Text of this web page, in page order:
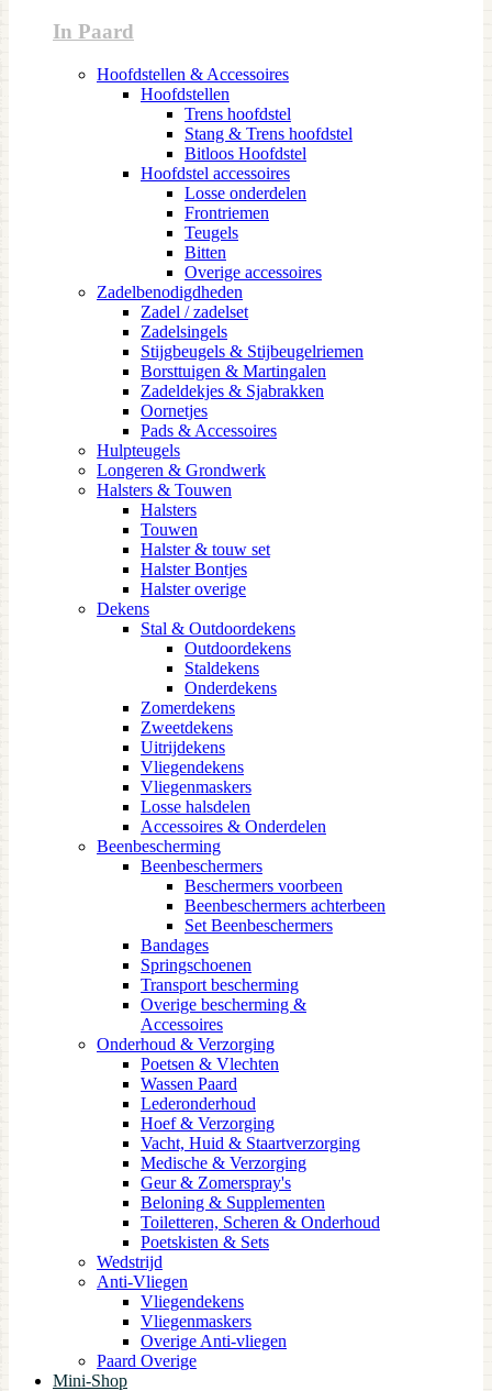
In Paard
Hoofdstellen & Accessoires
Hoofdstellen
Trens hoofdstel
Stang & Trens hoofdstel
Bitloos Hoofdstel
Hoofdstel accessoires
Losse onderdelen
Frontriemen
Teugels
Bitten
Overige accessoires
Zadelbenodigdheden
Zadel / zadelset
Zadelsingels
Stijgbeugels & Stijbeugelriemen
Borsttuigen & Martingalen
Zadeldekjes & Sjabrakken
Oornetjes
Pads & Accessoires
Hulpteugels
Longeren & Grondwerk
Halsters & Touwen
Halsters
Touwen
Halster & touw set
Halster Bontjes
Halster overige
Dekens
Stal & Outdoordekens
Outdoordekens
Staldekens
Onderdekens
Zomerdekens
Zweetdekens
Uitrijdekens
Vliegendekens
Vliegenmaskers
Losse halsdelen
Accessoires & Onderdelen
Beenbescherming
Beenbeschermers
Beschermers voorbeen
Beenbeschermers achterbeen
Set Beenbeschermers
Bandages
Springschoenen
Transport bescherming
Overige bescherming &
Accessoires
Onderhoud & Verzorging
Poetsen & Vlechten
Wassen Paard
Lederonderhoud
Hoef & Verzorging
Vacht, Huid & Staartverzorging
Medische & Verzorging
Geur & Zomerspray's
Beloning & Supplementen
Toiletteren, Scheren & Onderhoud
Poetskisten & Sets
Wedstrijd
Anti-Vliegen
Vliegendekens
Vliegenmaskers
Overige Anti-vliegen
Paard Overige
Mini-Shop